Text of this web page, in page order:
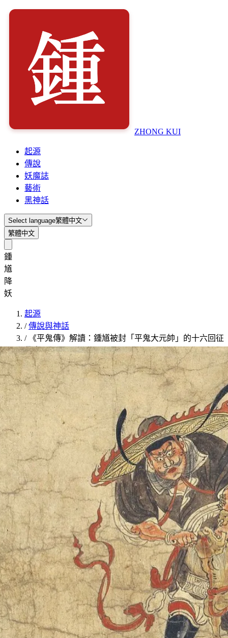
ZHONG KUI
起源
傳說
妖魔誌
藝術
黑神話
Select language繁體中文
繁體中文
鍾
馗
降
妖
起源
/ 傳說與神話
/
《平鬼傳》解讀：鍾馗被封「平鬼大元帥」的十六回征
伐史